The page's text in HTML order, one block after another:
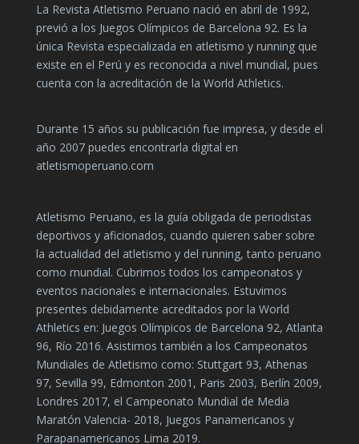
La Revista Atletismo Peruano nació en abril de 1992,
previó a los Juegos Olímpicos de Barcelona 92. Es la
única Revista especializada en atletismo y running que
existe en el Perú y es reconocida a nivel mundial, pues
cuenta con la acreditación de la World Athletics.
Durante 15 años su publicación fue impresa, y desde el
año 2007 puedes encontrarla digital en
atletismoperuano.com
Atletismo Peruano, es la guía obligada de periodistas
deportivos y aficionados, cuando quieren saber sobre
la actualidad del atletismo y del running, tanto peruano
como mundial. Cubrimos todos los campeonatos y
eventos nacionales e internacionales. Estuvimos
presentes debidamente acreditados por la World
Athletics en: Juegos Olímpicos de Barcelona 92, Atlanta
96, Río 2016. Asistimos también a los Campeonatos
Mundiales de Atletismo como: Stuttgart 93, Athenas
97, Sevilla 99, Edmonton 2001, Paris 2003, Berlín 2009,
Londres 2017, el Campeonato Mundial de Media
Maratón Valencia- 2018, Juegos Panamericanos y
Parapanamericanos Lima 2019.